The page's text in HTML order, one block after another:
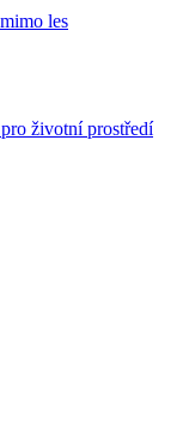
les
životní prostředí